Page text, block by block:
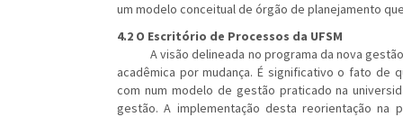
um modelo conceitual de órgão de planejamento
4.2 O Escritório de Processos da UFSM
A visão delineada no programa da nova gestão
acadêmica por mudança. É significativo o fato de
com num modelo de gestão praticado na
gestão. A implementação desta reorientação